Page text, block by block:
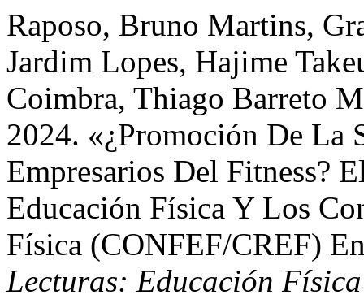
Raposo, Bruno Martins,
Jardim Lopes, Hajime
Coimbra, Thiago Barreto
2024. «¿Promoción De La
Empresarios Del Fitness?
Educación Física Y Los
Física (CONFEF/CREF)
Lecturas: Educación